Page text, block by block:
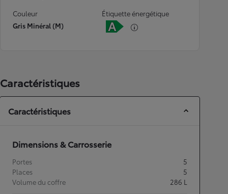
Couleur
Gris Minéral (M)
Étiquette énergétique
Caractéristiques
Caractéristiques
Dimensions & Carrosserie
Portes
5
Places
5
Volume du coffre
286 L